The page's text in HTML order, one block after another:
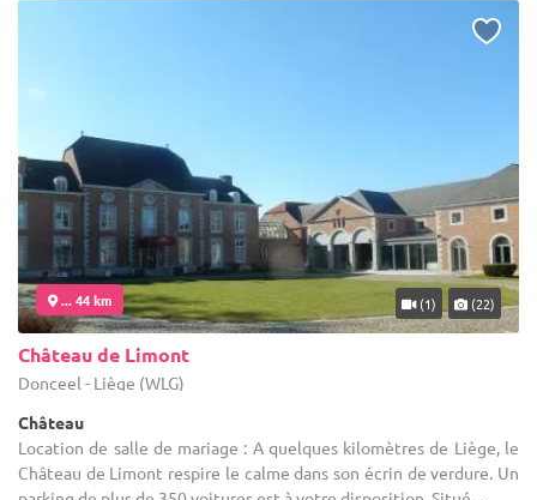
... 44 km (1) (22)
Château de Limont
Donceel - Liège (WLG)
Château
Location de salle de mariage : A quelques kilomètres de Liège, le
Château de Limont respire le calme dans son écrin de verdure. Un